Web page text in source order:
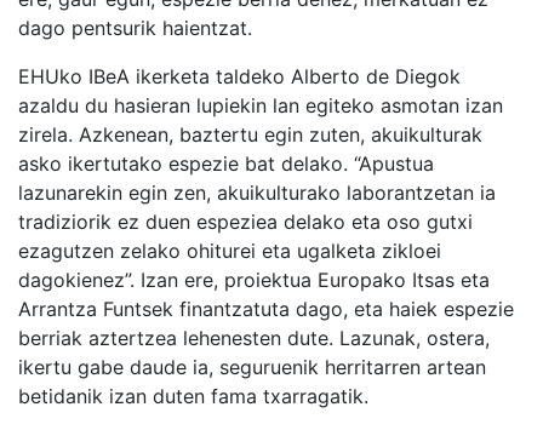
dago pentsurik haientzat.
EHUko IBeA ikerketa taldeko Alberto de Diegok
azaldu du hasieran lupiekin lan egiteko asmotan izan
zirela. Azkenean, baztertu egin zuten, akuikulturak
asko ikertutako espezie bat delako. “Apustua
lazunarekin egin zen, akuikulturako laborantzetan ia
tradiziorik ez duen espeziea delako eta oso gutxi
ezagutzen zelako ohiturei eta ugalketa zikloei
dagokienez”. Izan ere, proiektua Europako Itsas eta
Arrantza Funtsek finantzatuta dago, eta haiek espezie
berriak aztertzea lehenesten dute. Lazunak, ostera,
ikertu gabe daude ia, seguruenik herritarren artean
betidanik izan duten fama txarragatik.